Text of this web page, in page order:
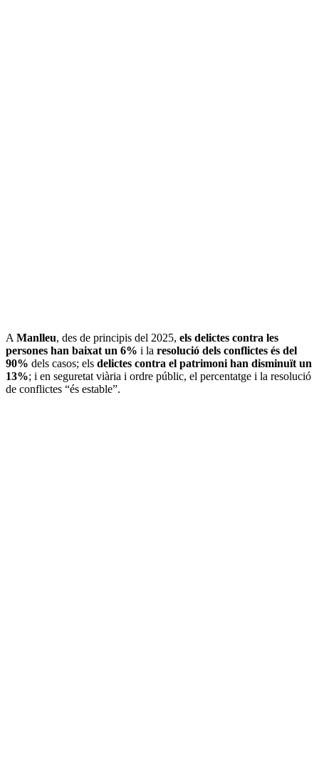
A Manlleu, des de principis del 2025, els delictes contra les
persones han baixat un 6% i la resolució dels conflictes és del
90% dels casos; els delictes contra el patrimoni han disminuït un
13%; i en seguretat viària i ordre públic, el percentatge i la resolució
de conflictes “és estable”.